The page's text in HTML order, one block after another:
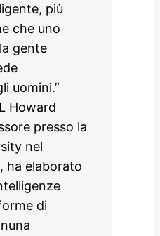
più
che uno
gente
uomini.”
Howard
presso la
nel
ha elaborato
di